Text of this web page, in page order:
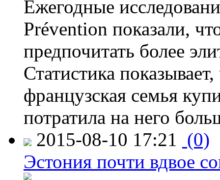
Ежегодные
Prévention показали,
предпочитать более
Статистика
французская семья
потратила на него
2015-08-10 17:21 (0)
Эстония почти вдвое